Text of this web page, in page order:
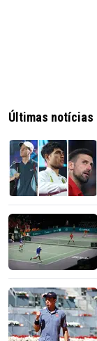
Últimas notícias